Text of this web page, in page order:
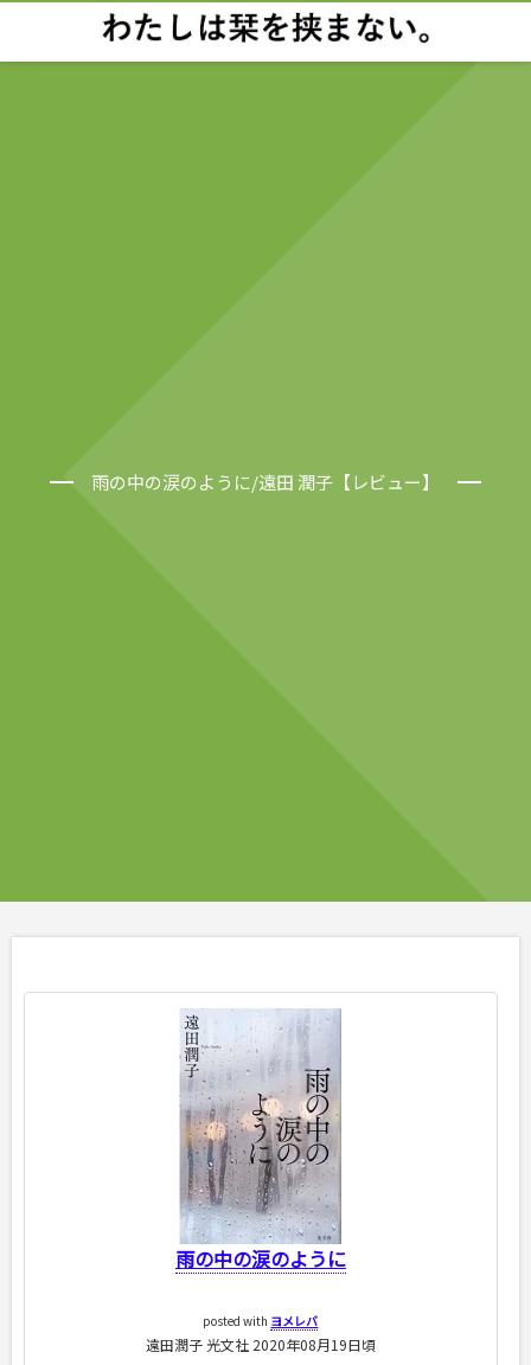
雨の中の涙のように/遠田 潤子【レビュー】
雨の中の涙のように
posted with ヨメレバ
遠田潤子 光文社 2020年08月19日頃